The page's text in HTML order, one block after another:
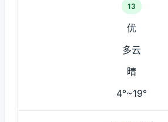
13
优
多云
晴
4°~19°